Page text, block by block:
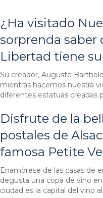
¿Ha visitado
sorprenda saber
Libertad tiene
Su creador, Auguste
mientras hacemos nuestra
diferentes estatuas creadas
Disfrute de la
postales de
famosa Petite
Enamórese de las casas de
degusta una copa de vino
ciudad es la capital del vino